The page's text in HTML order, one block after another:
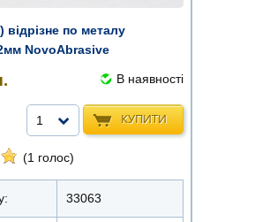
відрізне по металу
NovoAbrasive
В наявності
КУПИТИ
1
(1 голос)
33063